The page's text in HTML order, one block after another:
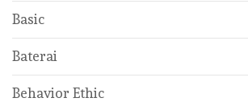
Basic
Baterai
Behavior Ethic